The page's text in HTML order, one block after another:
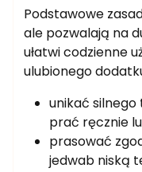
Podstawowe
ale pozwalają na
ułatwi codzienne
ulubionego
unikać
prać ręcznie
prasować
jedwab niską